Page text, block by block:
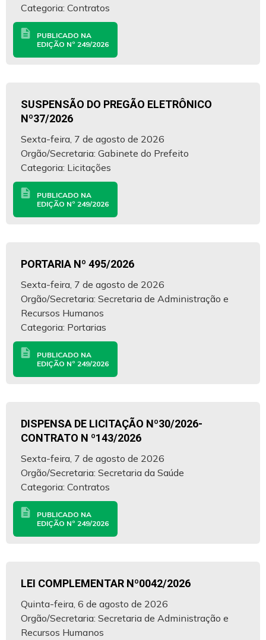
Categoria: Contratos
description
PUBLICADO NA
EDIÇÃO Nº 249/2026
SUSPENSÃO DO PREGÃO ELETRÔNICO
Nº37/2026
Sexta-feira, 7 de agosto de 2026
Orgão/Secretaria: Gabinete do Prefeito
Categoria: Licitações
description
PUBLICADO NA
EDIÇÃO Nº 249/2026
PORTARIA Nº 495/2026
Sexta-feira, 7 de agosto de 2026
Orgão/Secretaria: Secretaria de Administração e
Recursos Humanos
Categoria: Portarias
description
PUBLICADO NA
EDIÇÃO Nº 249/2026
DISPENSA DE LICITAÇÃO Nº30/2026-
CONTRATO N º143/2026
Sexta-feira, 7 de agosto de 2026
Orgão/Secretaria: Secretaria da Saúde
Categoria: Contratos
description
PUBLICADO NA
EDIÇÃO Nº 249/2026
LEI COMPLEMENTAR Nº0042/2026
Quinta-feira, 6 de agosto de 2026
Orgão/Secretaria: Secretaria de Administração e
Recursos Humanos